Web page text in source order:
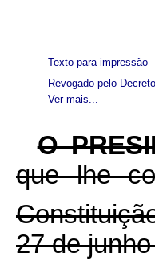
Ver mais...
Texto para impressão
Revogado pelo
O
que lhe
27 de